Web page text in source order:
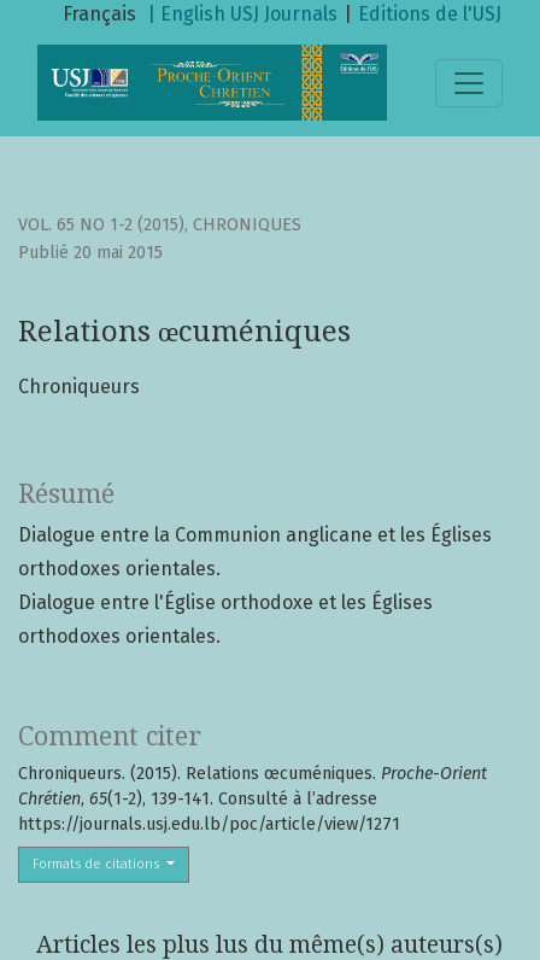
Relations œcuméniques
Français | English USJ Journals Editions de l'USJ
VOL. 65 NO 1-2 (2015), CHRONIQUES
Relations œcuméniques
Publié 20 mai 2015
Chroniqueurs
Comment citer
Chroniqueurs. (2015). Relations œcuméniques. Proche-Orient
Chrétien, 65(1-2), 139-141. Consulté à l’adresse
https://journals.usj.edu.lb/poc/article/view/1271
Formats de citations
Résumé
Dialogue entre la Communion anglicane et les Églises
orthodoxes orientales.
Dialogue entre l'Église orthodoxe et les Églises
orthodoxes orientales.
Articles les plus lus du même(s) auteurs(s)